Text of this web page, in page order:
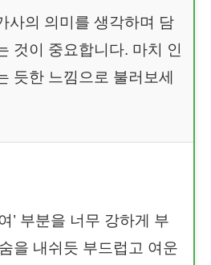
사의 의미를 생각하며 담
것이 중요합니다. 마치 인
듯한 느낌으로 불러보세
’ 부분을 너무 강하게 부
을 내쉬듯 부드럽고 여운